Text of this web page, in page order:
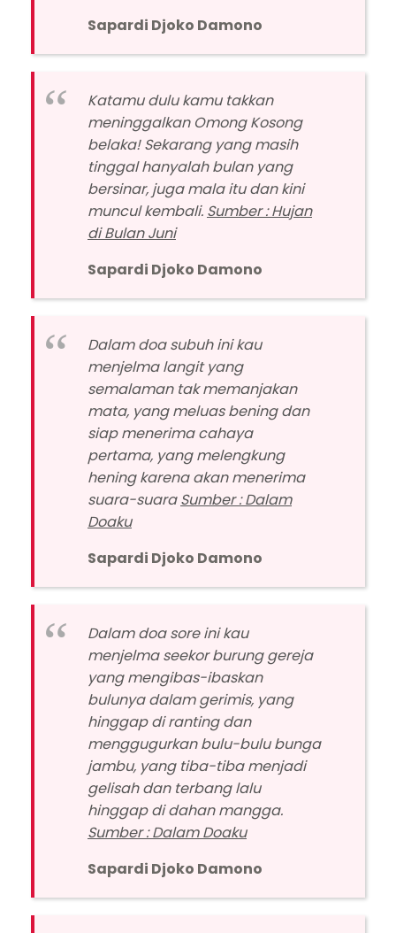
Sapardi Djoko Damono
Katamu dulu kamu takkan
meninggalkan Omong Kosong
belaka! Sekarang yang masih
tinggal hanyalah bulan yang
bersinar, juga mala itu dan kini
muncul kembali. Sumber : Hujan
di Bulan Juni
Sapardi Djoko Damono
Dalam doa subuh ini kau
menjelma langit yang
semalaman tak memanjakan
mata, yang meluas bening dan
siap menerima cahaya
pertama, yang melengkung
hening karena akan menerima
suara-suaraSumber : Dalam
Doaku
Sapardi Djoko Damono
Dalam doa sore ini kau
menjelma seekor burung gereja
yang mengibas-ibaskan
bulunya dalam gerimis, yang
hinggap di ranting dan
menggugurkan bulu-bulu bunga
jambu, yang tiba-tiba menjadi
gelisah dan terbang lalu
hinggap di dahan mangga.
Sumber : Dalam Doaku
Sapardi Djoko Damono